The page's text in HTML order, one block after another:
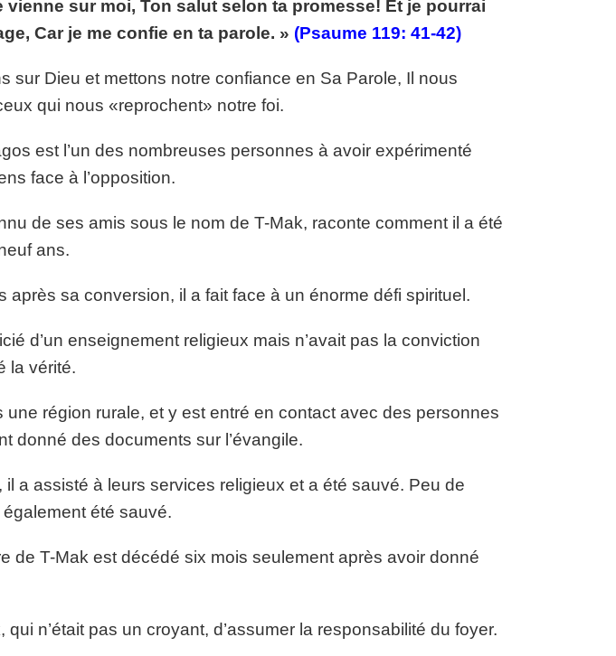
vienne sur moi, Ton salut selon ta promesse! Et je pourrai
Car je me confie en ta parole. » (Psaume 119: 41-42)
sur Dieu et mettons notre confiance en Sa Parole, Il nous
qui nous «reprochent» notre foi.
est l’un des nombreuses personnes à avoir expérimenté
face à l’opposition.
de ses amis sous le nom de T-Mak, raconte comment il a été
ans.
après sa conversion, il a fait face à un énorme défi spirituel.
d’un enseignement religieux mais n’avait pas la conviction
la vérité.
une région rurale, et y est entré en contact avec des personnes
donné des documents sur l’évangile.
il a assisté à leurs services religieux et a été sauvé. Peu de
été sauvé.
de T-Mak est décédé six mois seulement après avoir donné
qui n’était pas un croyant, d’assumer la responsabilité du foyer.